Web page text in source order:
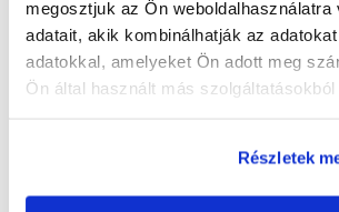
megosztjuk az Ön weboldalhasználatra
adatait, akik kombinálhatják az
adatokkal, amelyeket Ön adott meg
Ön által használt más szolgáltatásokból
Részletek
kell alkalmazni. Akut veseelégtelenség esetén a
4 hétig kell alkalmazni.
Rizs, sertésfehérje (szárítva)*, kukoricaliszt,
kukoricakeményítő, lignocellulóz, állati fehérje